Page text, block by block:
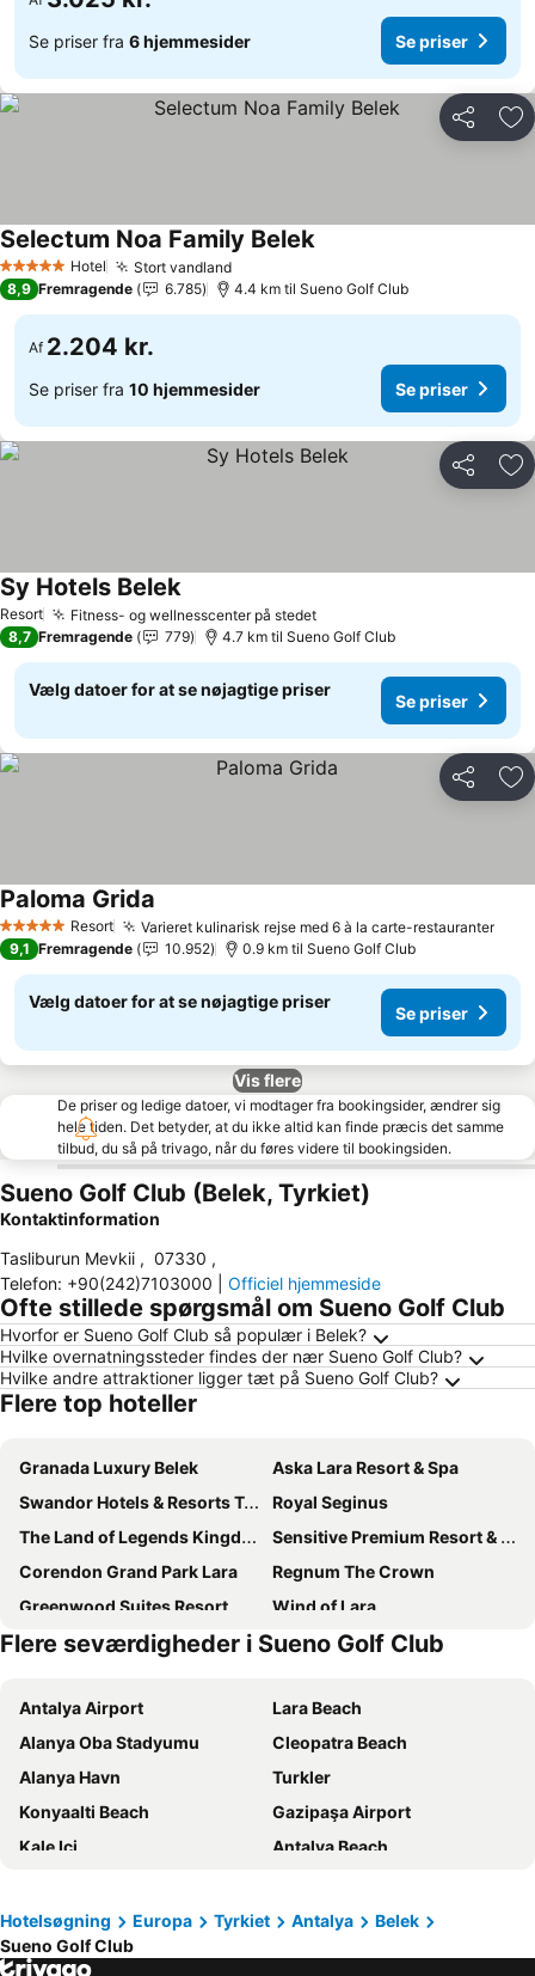
Se priser fra 6 hjemmesider Se priser
Del
5 Stjerner Hotel Stort vandlandSe priser
Selectum Noa Family BelekSe priser
8,9 Fremragende 6.785 4.4 km til Sueno Golf Club
Af 2.204 kr.
Se priser fra 10 hjemmesider Se priser
Del
Resort Fitness- og wellnesscenter på stedetSe priser
Sy Hotels BelekSe priser
8,7 Fremragende 779 4.7 km til Sueno Golf Club
Vælg datoer for at se nøjagtige priser
Se priser
Del
5 Stjerner Resort Varieret kulinarisk rejse med 6 à la carte-restauranterSe
Paloma Grida
9,1 Fremragende 10.952 0.9 km til Sueno Golf Club
Vælg datoer for at se nøjagtige priser
Se priser
Vis flere
De priser og ledige datoer, vi modtager fra bookingsider, ændrer sig
hele tiden. Det betyder, at du ikke altid kan finde præcis det samme
tilbud, du så på trivago, når du føres videre til bookingsiden.
Sueno Golf Club (Belek, Tyrkiet)
Kontaktinformation
Tasliburun Mevkii , 07330 ,
Telefon: +90(242)7103000 Officiel hjemmeside
Ofte stillede spørgsmål om Sueno Golf Club
Hvorfor er Sueno Golf Club så populær i Belek?
Hvilke overnatningssteder findes der nær Sueno Golf Club?
Hvilke andre attraktioner ligger tæt på Sueno Golf Club?
Flere top hoteller
Granada Luxury Belek
Aska Lara Resort & Spa
Swandor Hotels & Resorts Topkapi Palace
Royal Seginus
The Land of Legends Kingdom
Sensitive Premium Resort & Spa
Corendon Grand Park Lara
Regnum The Crown
Greenwood Suites Resort
Wind of Lara
Rixos Park Belek - The Land Of Legends Access
Innvista Hotels Belek
Sueno Hotels Deluxe Belek
Belenli Resort Hotel
Titanic Deluxe Golf Belek
Rixos Premium Belek - The Land of Legends Access
Trendy Lara
Palmora Lara Hotel
Lara Barut Collection - Ultra All Inclusive
Selectum Noa Family Belek
Kaya Palazzo Golf Resort
The X Belek
Voyage Belek Golf & Spa
Kaya Belek
Belkon Hotel
Flere seværdigheder i Sueno Golf Club
Antalya Airport
Lara Beach
Alanya Oba Stadyumu
Cleopatra Beach
Alanya Havn
Turkler
Konyaalti Beach
Gazipaşa Airport
Kale Ici
Antalya Beach
Kemer Beach
Alanya Marina
Sueno Golf Club
Hotelsøgning Europa Tyrkiet Antalya
Belek
Sueno Golf Club